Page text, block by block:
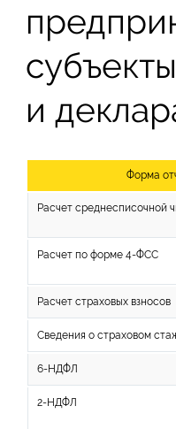
и
Форма
Расчет среднесписочной
Расчет по форме 4-ФСС
Расчет страховых взносов
Сведения о страховом
6-НДФЛ
2-НДФЛ